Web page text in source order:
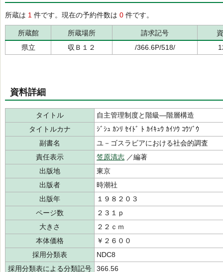
所蔵は 1 件です。現在の予約件数は 0 件です。
所蔵館 所蔵場所 請求記号
県立
収Ｂ１２ /366.6P/518/
資料詳細
タイトル
自主管理制度と階級―階層構造
タイトルカナ
ｼﾞｼｭ ｶﾝﾘ ｾｲﾄﾞ ﾄ ｶｲｷｭｳ ｶｲｿｳ ｺｳｿﾞｳ
副書名
ユ－ゴスラビアにおける社会的調査
責任表示
笠原清志 ／編著
出版地
東京
出版者
時潮社
出版年
１９８２０３
ページ数
２３１ｐ
大きさ
２２ｃｍ
本体価格
￥２６００
採用分類表
NDC8
採用分類表による分類記号
366.56